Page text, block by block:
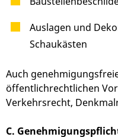
Auslagen und
Schaukästen
Auch
öffentlichrechtlichen
Verkehrsrecht,
C.